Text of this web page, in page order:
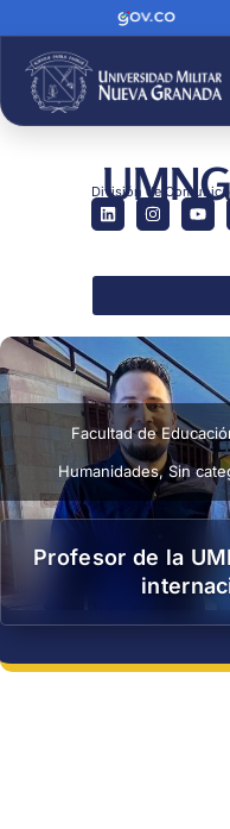
División de
Facultad de
Humanidades,Sin
Profesor de la